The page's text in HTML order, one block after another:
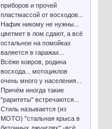
приборов и прочей
пластмассой от восходов...
Нафик никому не нужны...
цветмет в лом сдают, а всё
остальное на помойках
валяется в гаражах...
Всёже ковров, родина
восхода... мотоциклов
очень много у населения...
Причём иногда такие
"раритеты" встречаются...
Стиль называется (из
МОТО) "стальная крыса в
бетонных джунглях" -всё